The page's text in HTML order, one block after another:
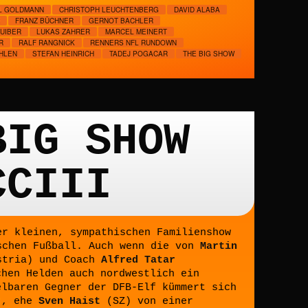
GOLDMANN CHRISTOPH LEUCHTENBERG
DAVID ALABA
FRANZ BÜCHNER
GERNOT BACHLER
LUKAS ZAHRER
MARCEL MEINERT
RALF RANGNICK
RENNERS NFL RUNDOWN
STEFAN HEINRICH TADEJ POGACAR
THE BIG SHOW
SHOW
kleinen, sympathischen Familienshow
Fußball. Auch wenn die von Martin
und Coach Alfred Tatar
Helden auch nordwestlich ein
Gegner der DFB-Elf kümmert sich
ehe Sven Haist (SZ) von einer